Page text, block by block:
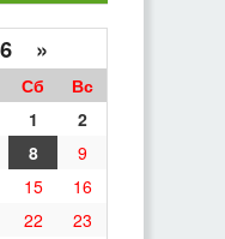
»
Сб
Вс
1
2
8
9
15
16
22
23